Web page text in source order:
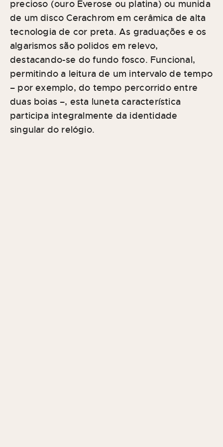
precioso (ouro Everose ou platina) ou munida
de um disco Cerachrom em cerâmica de alta
tecnologia de cor preta. As graduações e os
algarismos são polidos em relevo,
destacando-se do fundo fosco. Funcional,
permitindo a leitura de um intervalo de tempo
– por exemplo, do tempo percorrido entre
duas boias –, esta luneta característica
participa integralmente da identidade
singular do relógio.